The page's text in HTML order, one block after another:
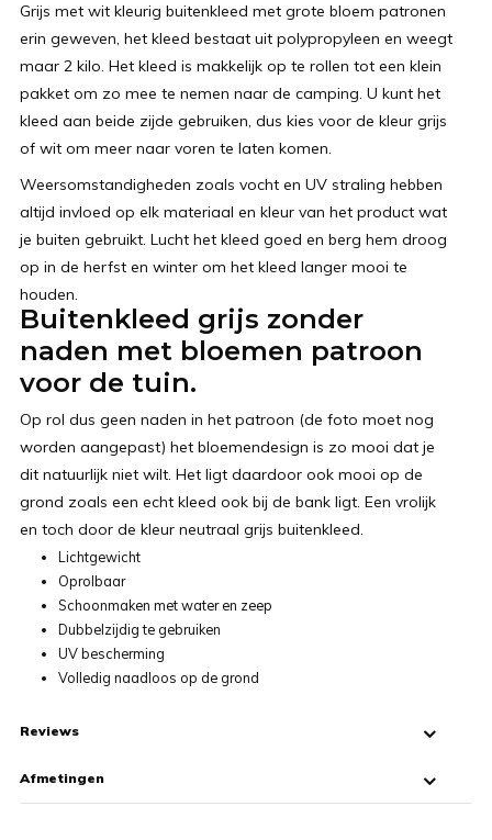
Grijs met wit kleurig buitenkleed met grote bloem patronen
erin geweven, het kleed bestaat uit polypropyleen en weegt
maar 2 kilo. Het kleed is makkelijk op te rollen tot een klein
pakket om zo mee te nemen naar de camping. U kunt het
kleed aan beide zijde gebruiken, dus kies voor de kleur grijs
of wit om meer naar voren te laten komen.
Weersomstandigheden zoals vocht en UV straling hebben
altijd invloed op elk materiaal en kleur van het product wat
je buiten gebruikt. Lucht het kleed goed en berg hem droog
op in de herfst en winter om het kleed langer mooi te
houden.
Buitenkleed grijs zonder
naden met bloemen patroon
voor de tuin.
Op rol dus geen naden in het patroon (de foto moet nog
worden aangepast) het bloemendesign is zo mooi dat je
dit natuurlijk niet wilt. Het ligt daardoor ook mooi op de
grond zoals een echt kleed ook bij de bank ligt. Een vrolijk
en toch door de kleur neutraal grijs buitenkleed.
Lichtgewicht
Oprolbaar
Schoonmaken met water en zeep
Dubbelzijdig te gebruiken
UV bescherming
Volledig naadloos op de grond
Reviews
Afmetingen